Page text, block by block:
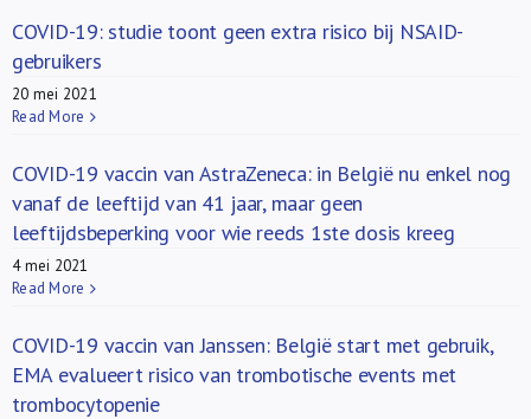
COVID-19: studie toont geen extra risico bij NSAID-
gebruikers
20 mei 2021
Read More
COVID-19 vaccin van AstraZeneca: in België nu enkel nog
vanaf de leeftijd van 41 jaar, maar geen
leeftijdsbeperking voor wie reeds 1ste dosis kreeg
4 mei 2021
Read More
COVID-19 vaccin van Janssen: België start met gebruik,
EMA evalueert risico van trombotische events met
trombocytopenie